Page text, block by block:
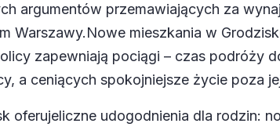
argumentów przemawiających za
Warszawy.Nowe mieszkania w
zapewniają pociągi – czas podróży
a ceniących spokojniejsze życie poza
oferujeliczne udogodnienia dla rodzin: